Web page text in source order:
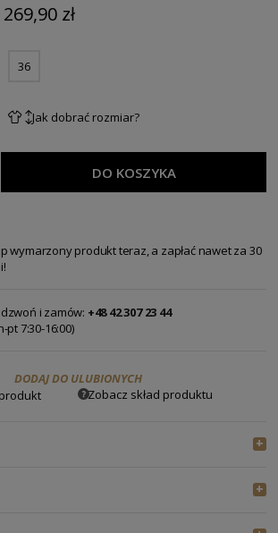
269,90 zł
36
Jak dobrać rozmiar?
DO KOSZYKA
wymarzony produkt teraz, a zapłać nawet za 30
i zamów: +48 42 307 23 44
pt 7:30-16:00)
DODAJ DO ULUBIONYCH
Zobacz skład produktu